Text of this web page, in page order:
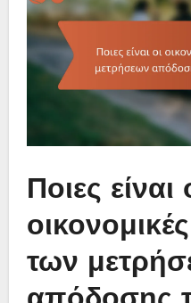
Ποιες είναι
των